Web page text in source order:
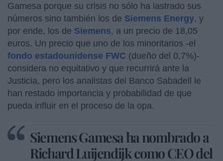
Gamesa porque su crisis no sólo ha lastrado sus
números sino también los de Siemens Energy, y
por ende, los de Siemens, a un precio de 18,05
euros. Un precio que uno de los minoritarios -el
fondo estadounidense FWC (dueño del 0,7%)-
considera no equitativo y que recurrirá ante la
Justicia, pero los analistas del Banco Sabadell le
han restado importancia y probabilidad de que
pueda influir en el proceso de la opa.
Siemens Gamesa ha nombrado a
Richard Luijendijk como CEO del